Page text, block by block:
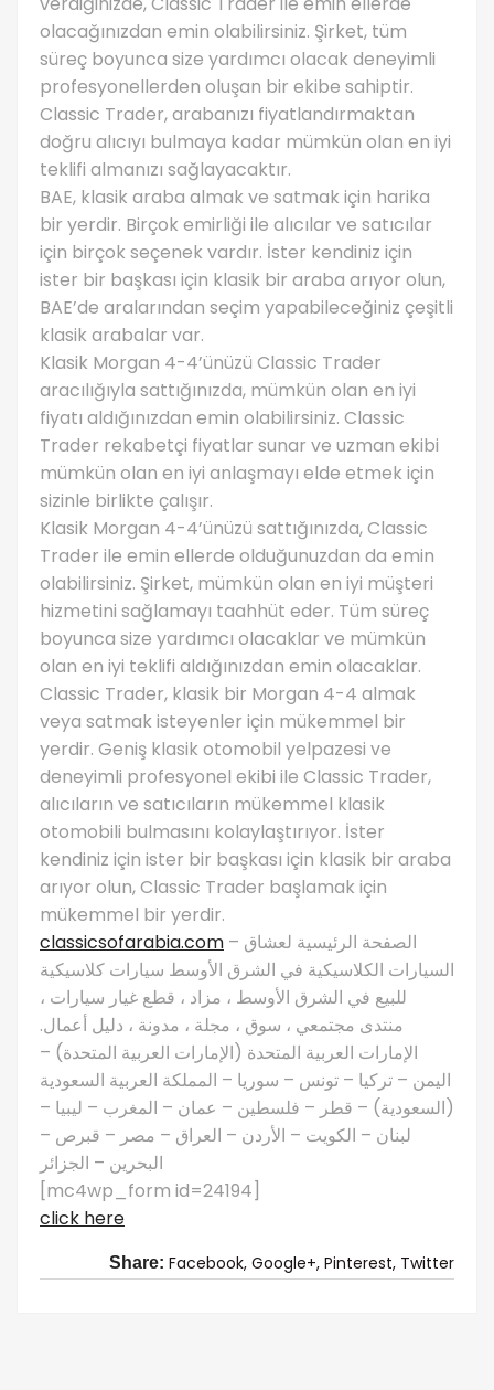
olacağınızdan emin olabilirsiniz. Şirket, tüm
süreç boyunca size yardımcı olacak deneyimli
profesyonellerden oluşan bir ekibe sahiptir.
Classic Trader, arabanızı fiyatlandırmaktan
doğru alıcıyı bulmaya kadar mümkün olan en iyi
teklifi almanızı sağlayacaktır.
BAE, klasik araba almak ve satmak için harika
bir yerdir. Birçok emirliği ile alıcılar ve satıcılar
için birçok seçenek vardır. İster kendiniz için
ister bir başkası için klasik bir araba arıyor olun,
BAE’de aralarından seçim yapabileceğiniz çeşitli
klasik arabalar var.
Klasik Morgan 4-4’ünüzü Classic Trader
aracılığıyla sattığınızda, mümkün olan en iyi
fiyatı aldığınızdan emin olabilirsiniz. Classic
Trader rekabetçi fiyatlar sunar ve uzman ekibi
mümkün olan en iyi anlaşmayı elde etmek için
sizinle birlikte çalışır.
Klasik Morgan 4-4’ünüzü sattığınızda, Classic
Trader ile emin ellerde olduğunuzdan da emin
olabilirsiniz. Şirket, mümkün olan en iyi müşteri
hizmetini sağlamayı taahhüt eder. Tüm süreç
boyunca size yardımcı olacaklar ve mümkün
olan en iyi teklifi aldığınızdan emin olacaklar.
Classic Trader, klasik bir Morgan 4-4 almak
veya satmak isteyenler için mükemmel bir
yerdir. Geniş klasik otomobil yelpazesi ve
deneyimli profesyonel ekibi ile Classic Trader,
alıcıların ve satıcıların mükemmel klasik
otomobili bulmasını kolaylaştırıyor. İster
kendiniz için ister bir başkası için klasik bir araba
arıyor olun, Classic Trader başlamak için
mükemmel bir yerdir.
classicsofarabia.com – الصفحة الرئيسية لعشاق
السيارات الكلاسيكية في الشرق الأوسط سيارات كلاسيكية
للبيع في الشرق الأوسط ، مزاد ، قطع غيار سيارات ،
منتدى مجتمعي ، سوق ، مجلة ، مدونة ، دليل أعمال.
الإمارات العربية المتحدة (الإمارات العربية المتحدة) –
اليمن – تركيا – تونس – سوريا – المملكة العربية السعودية
(السعودية) – قطر – فلسطين – عمان – المغرب – ليبيا –
لبنان – الكويت – الأردن – العراق – مصر – قبرص –
البحرين – الجزائر
[mc4wp_form id=24194]
click here
Share: Facebook, Google+, Pinterest, Twitter